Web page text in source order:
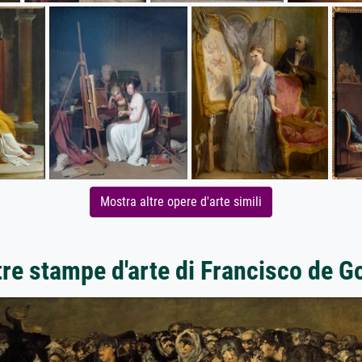
Mostra altre opere d'arte simili
stampe d'arte di Francisco de